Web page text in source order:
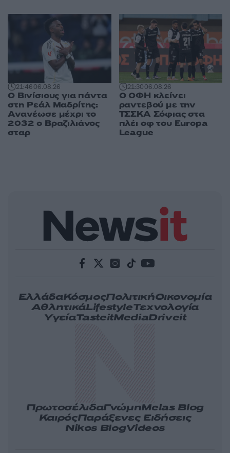
21:4606.08.26
Ο Βινίσιους για πάντα
στη Ρεάλ Μαδρίτης:
Ανανέωσε μέχρι το
2032 ο Βραζιλιάνος
σταρ
21:3006.08.26
Ο ΟΦΗ κλείνει
ραντεβού με την
ΤΣΣΚΑ Σόφιας στα
πλέι οφ του Europa
League
ΕλλάδαΚόσμοςΠολιτικήΟικονομία
ΑθλητικάLifestyleΤεχνολογία
ΥγείαTasteitMediaDriveit
ΠρωτοσέλιδαΓνώμηMelas Blog
ΚαιρόςΠαράξενες Ειδήσεις
Nikos BlogVideos